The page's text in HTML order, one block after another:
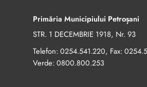
Primăria Municipiului Petroșani
STR. 1 DECEMBRIE 1918, Nr. 93
Telefon: 0254.541.220, Fax:
Verde: 0800.800.253